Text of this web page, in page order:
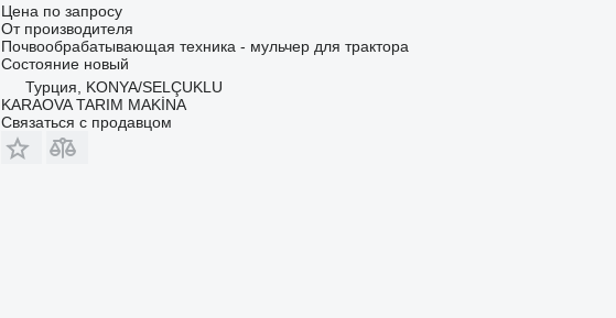
Цена по запросу
От производителя
Почвообрабатывающая техника - мульчер для трактора
Состояниеновый
Турция, KONYA/SELÇUKLU
KARAOVA TARIM MAKİNA
Связаться с продавцом